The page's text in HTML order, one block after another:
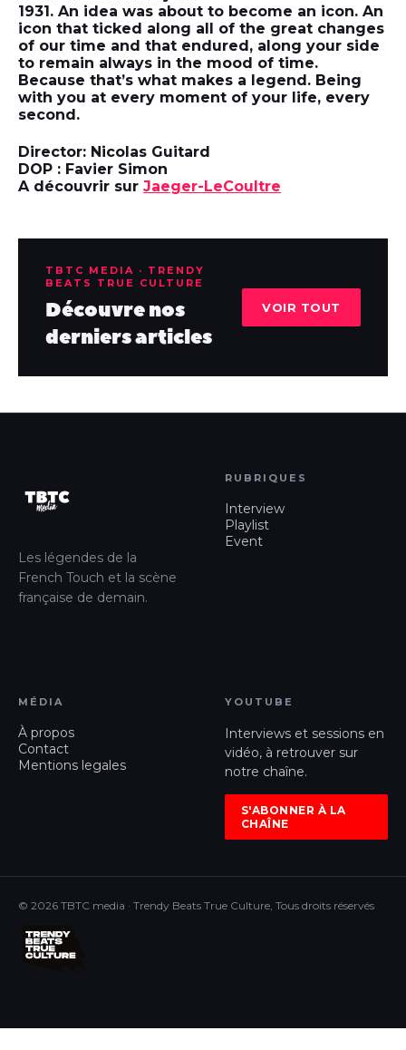
1931. An idea was about to become an icon. An
icon that ticked along all of the great changes
of our time and that endured, along your side
to remain always in the mood of time.
Because that’s what makes a legend. Being
with you at every moment of your life, every
second.
Director: Nicolas Guitard
DOP : Favier Simon
A découvrir surJaeger-LeCoultre
TBTC MEDIA · TRENDY
BEATS TRUE CULTURE
Découvre nos
derniers articles
VOIR TOUT
Les légendes de la
French Touch et la scène
française de demain.
RUBRIQUES
Interview
Playlist
Event
MÉDIA
À propos
Contact
Mentions legales
YOUTUBE
Interviews et sessions en
vidéo, à retrouver sur
notre chaîne.
S'ABONNER À LA
CHAÎNE
© 2026 TBTC media · Trendy Beats True Culture, Tous droits réservés